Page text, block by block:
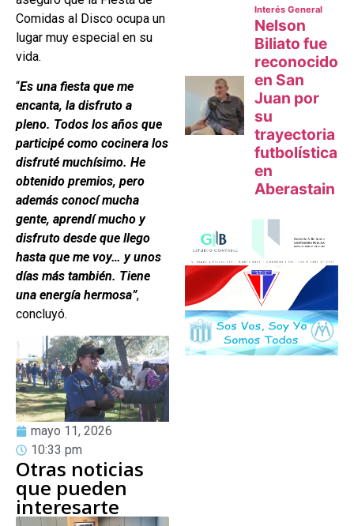
Comidas al Disco ocupa un
lugar muy especial en su
vida.
“Es una fiesta que me
encanta, la disfruto a
pleno. Todos los años que
participé como cocinera los
disfruté muchísimo. He
obtenido premios, pero
además conocí mucha
gente, aprendí mucho y
disfruto desde que llego
hasta que me voy… y unos
días más también. Tiene
una energía hermosa”,
concluyó.
mayo 11, 2026
10:33 pm
Otras noticias
que pueden
interesarte